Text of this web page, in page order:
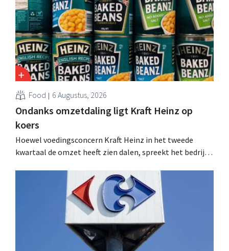
Food 6 Augustus, 2026
Ondanks omzetdaling ligt Kraft Heinz op
koers
Hoewel voedingsconcern Kraft Heinz in het tweede
kwartaal de omzet heeft zien dalen, spreekt het bedrijf
multinational verhoogt de investeringen en de
vooruitzichten.